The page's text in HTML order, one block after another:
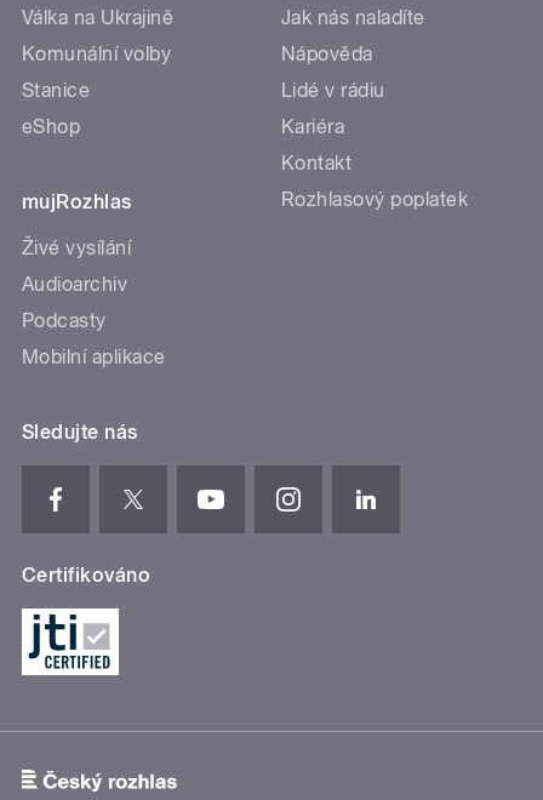
Válka na Ukrajině
Komunální volby
Stanice
eShop
mujRozhlas
Živé vysílání
Audioarchiv
Podcasty
Mobilní aplikace
Jak nás naladíte
Nápověda
Lidé v rádiu
Kariéra
Kontakt
Rozhlasový poplatek
Sledujte nás
Certifikováno